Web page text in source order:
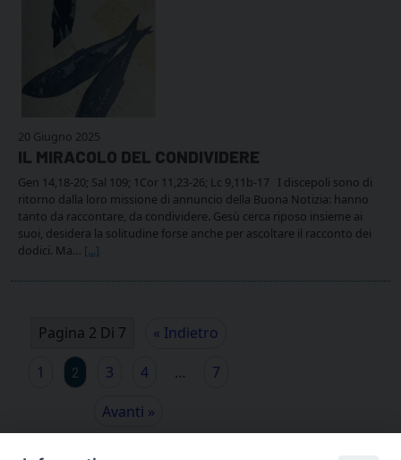
20 Giugno 2025
IL MIRACOLO DEL CONDIVIDERE
Gen 14,18-20; Sal 109; 1Cor 11,23-26; Lc 9,11b-17 I discepoli sono di
ritorno dalla loro missione di annuncio della Buona Notizia: hanno
tanto da raccontare, da condividere. Gesù cerca riposo insieme ai
suoi, desidera la solitudine forse anche per ascoltare il racconto dei
dodici. Ma… [...]
Pagina 2 Di 7
« Indietro
1
2 3 4 …
7
Avanti »